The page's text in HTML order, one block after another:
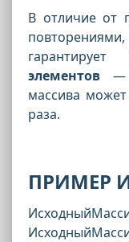
В отличие от
гарантирует
элементов —
массива
раза.
ПРИМЕР